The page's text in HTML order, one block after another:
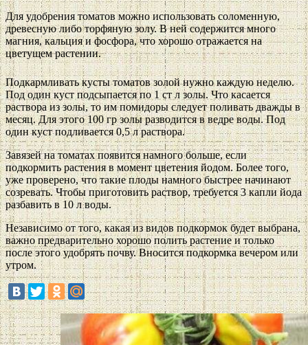
Для удобрения томатов можно использовать соломенную,
древесную либо торфяную золу. В ней содержится много
магния, кальция и фосфора, что хорошо отражается на
цветущем растении.
Подкармливать кусты томатов золой нужно каждую неделю.
Под один куст подсыпается по 1 ст л золы. Что касается
раствора из золы, то им помидоры следует поливать дважды в
месяц. Для этого 100 гр золы разводится в ведре воды. Под
один куст подливается 0,5 л раствора.
Завязей на томатах появится намного больше, если
подкормить растения в момент цветения йодом. Более того,
уже проверено, что такие плоды намного быстрее начинают
созревать. Чтобы приготовить раствор, требуется 3 капли йода
разбавить в 10 л воды.
Независимо от того, какая из видов подкормок будет выбрана,
важно предварительно хорошо полить растение и только
после этого удобрять почву. Вносится подкормка вечером или
утром.